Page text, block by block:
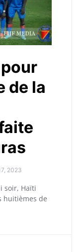
de la
2023
soir, Haïti
huitièmes de